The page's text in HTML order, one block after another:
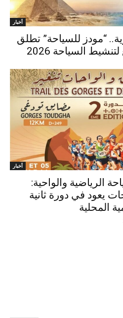
أخبار
“مودز للسياحة” تطلق
السياحة 2026
أخبار
الرياضية والواحية:
يعود في دورة ثانية
المحلية